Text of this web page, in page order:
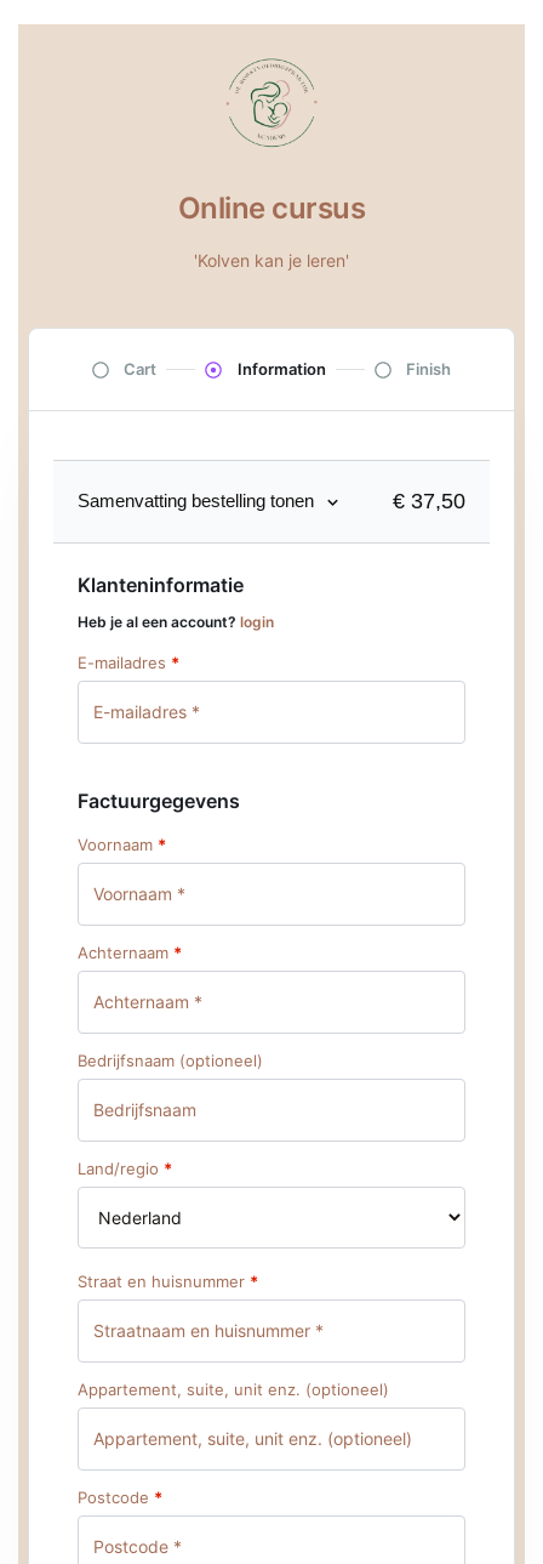
Online cursus
'Kolven kan je leren'
Cart Information Finish
Samenvatting bestelling tonen € 37,50
Klanteninformatie
Heb je al een account? login
E-mailadres *
Factuurgegevens
Voornaam *
Achternaam *
Bedrijfsnaam (optioneel)
Land/regio *
Straat en huisnummer *
Appartement, suite, unit enz. (optioneel)
Postcode *